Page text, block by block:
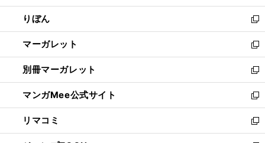
開
く
ウ
で
開
く
ン
ド
ウ
で
開
く
ウ
ィ
ン
ド
ウ
で
開
く
りぼん
新
し
い
ウ
ィ
ン
ド
ウ
で
開
マーガレット
新
し
い
ウ
ィ
ン
ド
ウ
別冊マーガレット
新
し
い
ウ
ィ
ン
マンガMee公式サイト
新
し
い
ウ
リマコミ
新
し